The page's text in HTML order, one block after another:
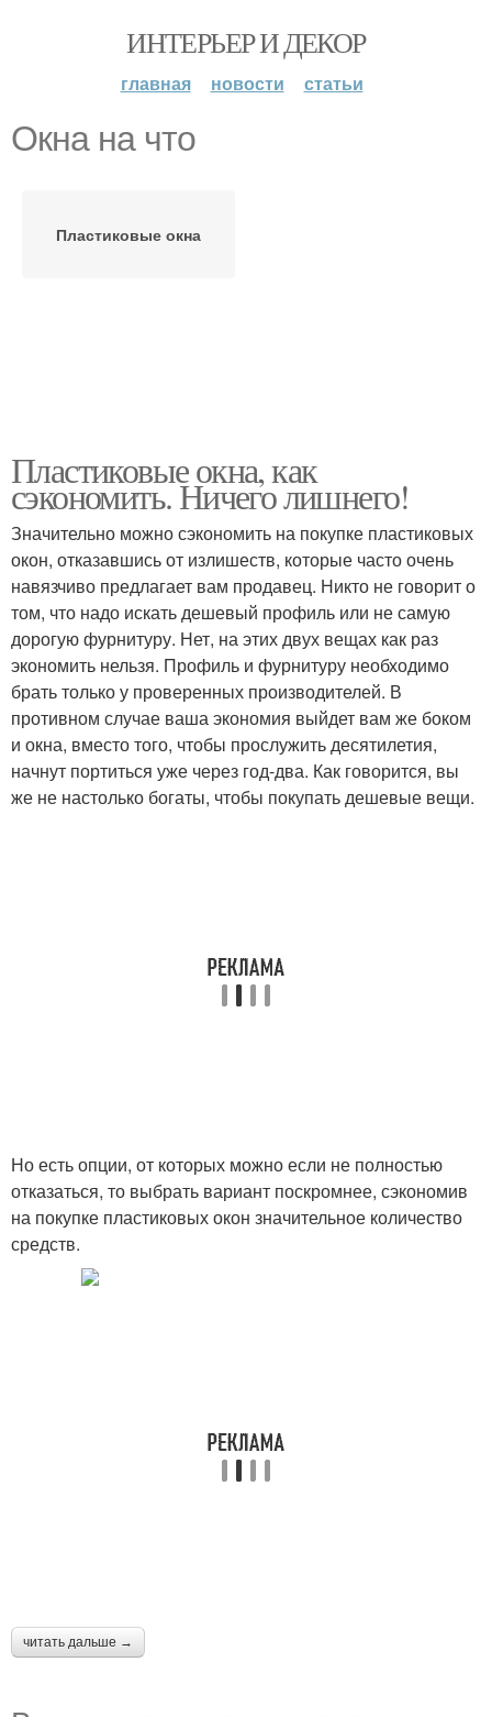
ИНТЕРЬЕР И ДЕКОР
главная новости статьи
Окна на что
Пластиковые окна
Пластиковые окна, как
сэкономить. Ничего лишнего!
Значительно можно сэкономить на покупке пластиковых
окон, отказавшись от излишеств, которые часто очень
навязчиво предлагает вам продавец. Никто не говорит о
том, что надо искать дешевый профиль или не самую
дорогую фурнитуру. Нет, на этих двух вещах как раз
экономить нельзя. Профиль и фурнитуру необходимо
брать только у проверенных производителей. В
противном случае ваша экономия выйдет вам же боком
и окна, вместо того, чтобы прослужить десятилетия,
начнут портиться уже через год-два. Как говорится, вы
же не настолько богаты, чтобы покупать дешевые вещи.
Но есть опции, от которых можно если не полностью
отказаться, то выбрать вариант поскромнее, сэкономив
на покупке пластиковых окон значительное количество
средств.
читать дальше →